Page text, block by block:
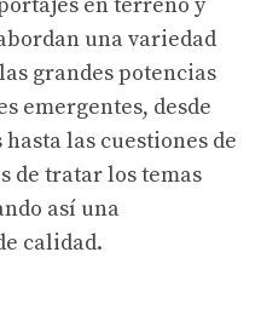
en terreno y
una variedad
grandes potencias
emergentes, desde
las cuestiones de
de tratar los temas
así una
calidad.